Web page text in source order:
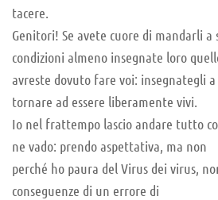
tacere.
Genitori! Se avete cuore di mandarli a
condizioni almeno insegnate loro
avreste dovuto fare voi: insegnategli
tornare ad essere liberamente vivi.
Io nel frattempo lascio andare tutto
ne vado: prendo aspettativa, ma non
perché ho paura del Virus dei virus,
conseguenze di un errore di